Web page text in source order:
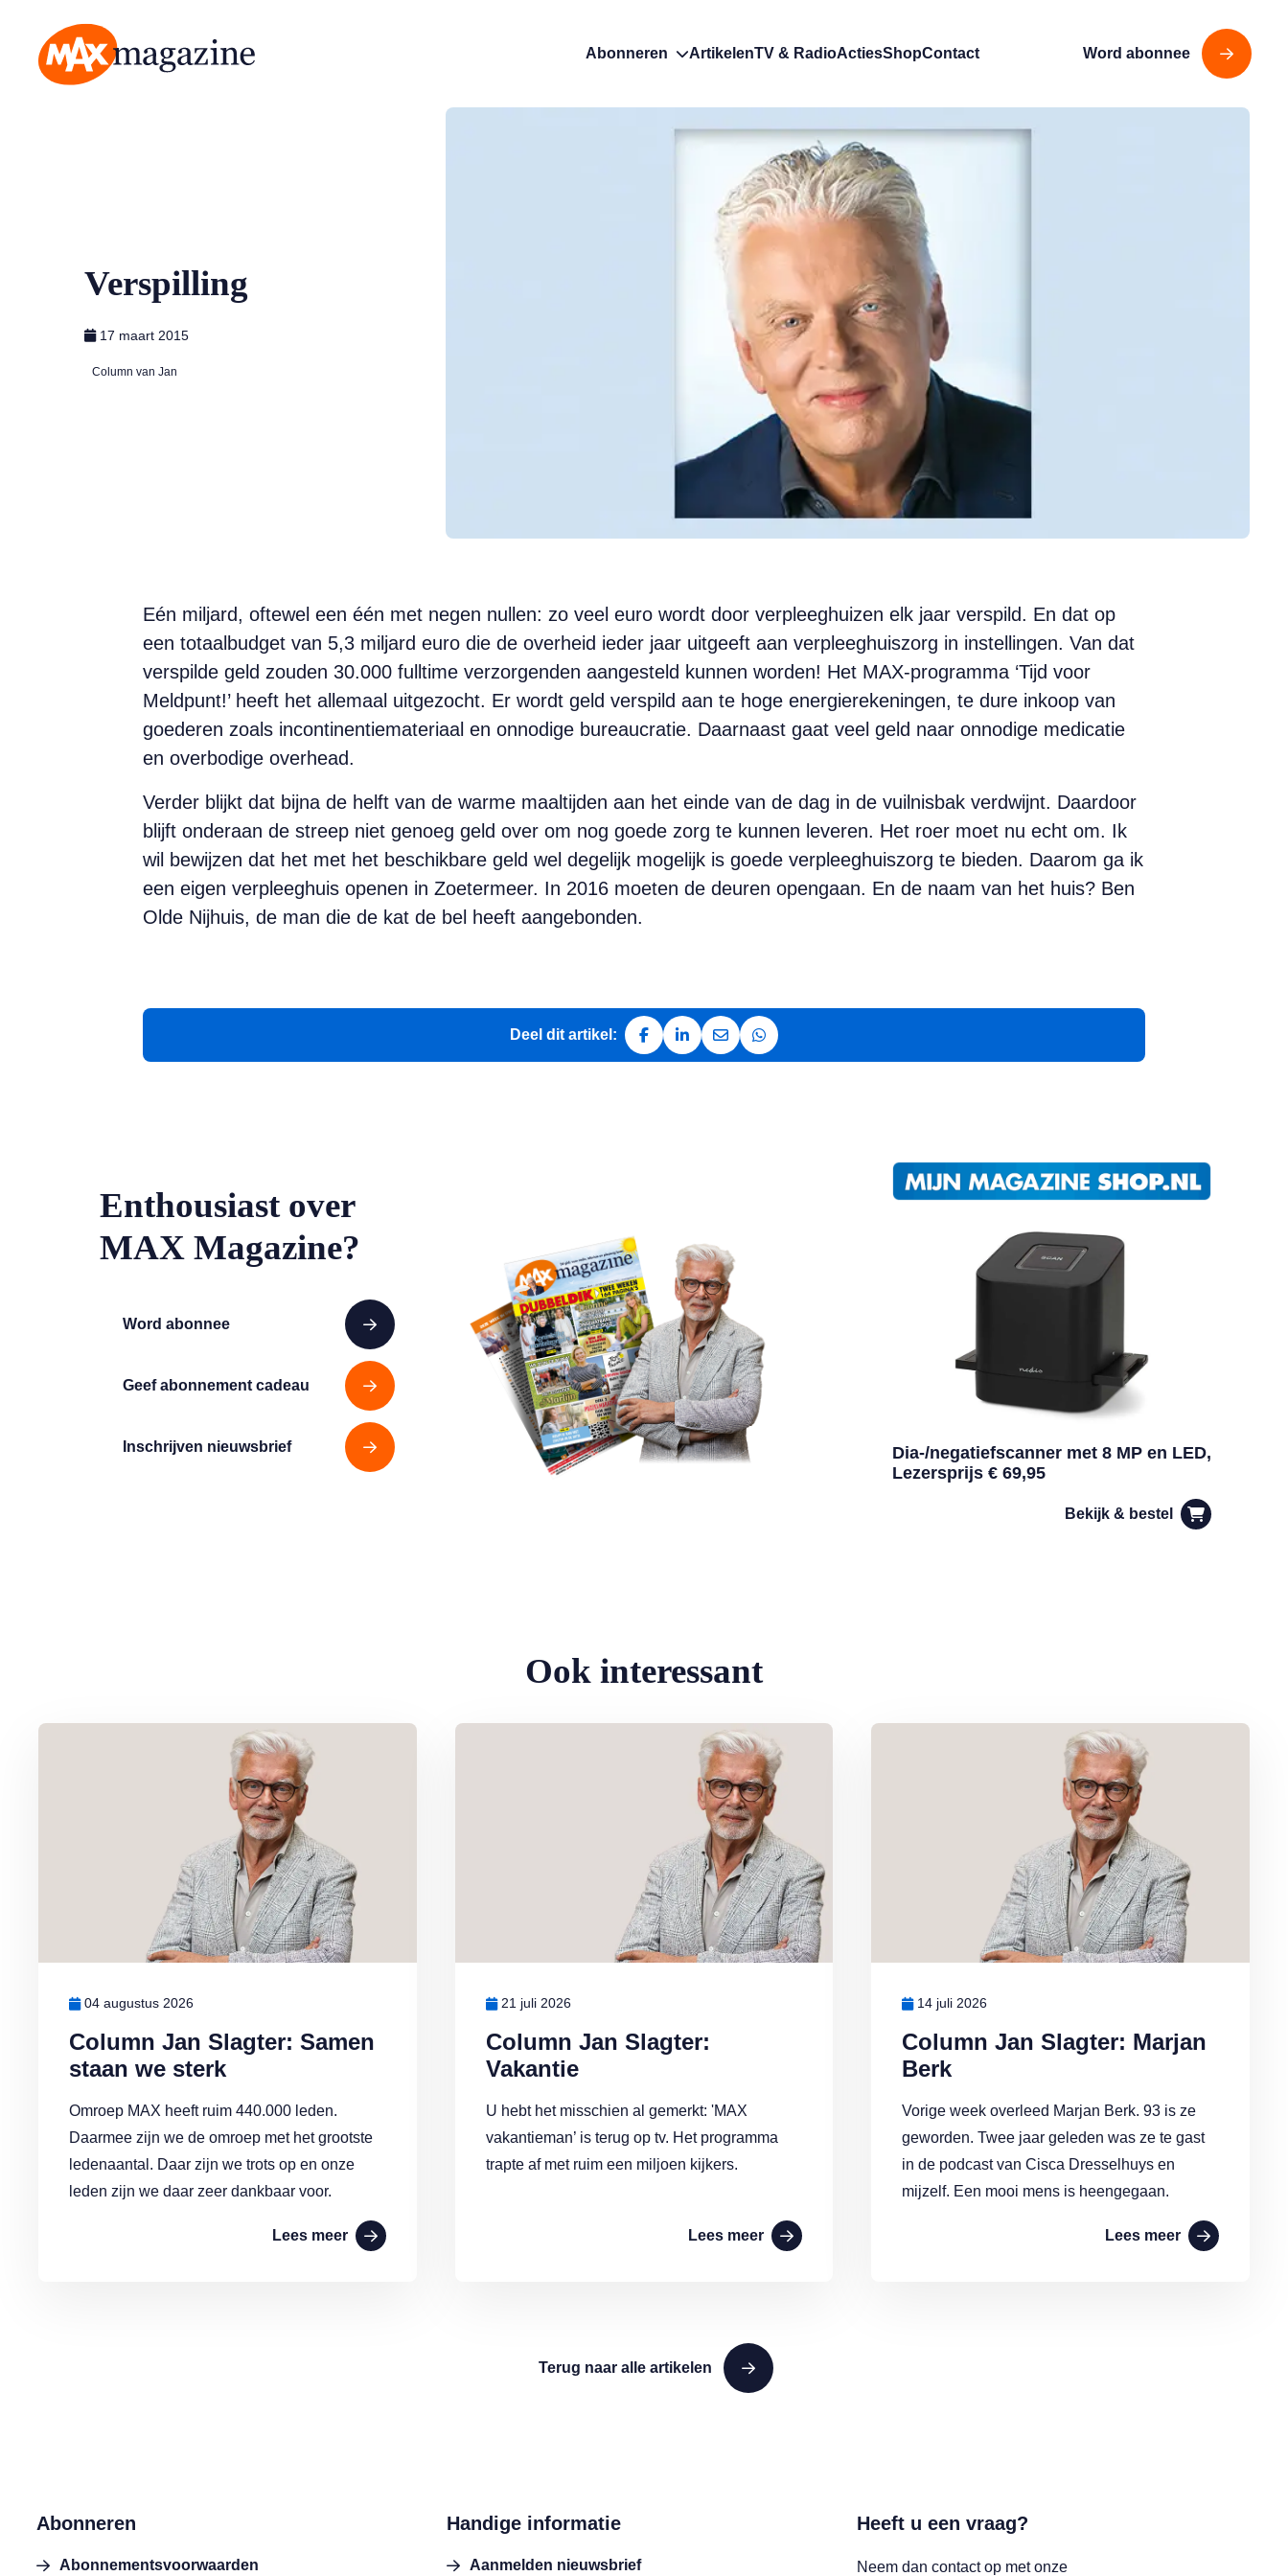
Abonneren ArtikelenTV & RadioActiesShopContact Word abonnee
Verspilling
17 maart 2015
Column van Jan
Eén miljard, oftewel een één met negen nullen: zo veel euro wordt door verpleeghuizen elk jaar verspild. En dat op
een totaalbudget van 5,3 miljard euro die de overheid ieder jaar uitgeeft aan verpleeghuiszorg in instellingen. Van dat
verspilde geld zouden 30.000 fulltime verzorgenden aangesteld kunnen worden! Het MAX-programma ‘Tijd voor
Meldpunt!’ heeft het allemaal uitgezocht. Er wordt geld verspild aan te hoge energierekeningen, te dure inkoop van
goederen zoals incontinentiemateriaal en onnodige bureaucratie. Daarnaast gaat veel geld naar onnodige medicatie
en overbodige overhead.
Verder blijkt dat bijna de helft van de warme maaltijden aan het einde van de dag in de vuilnisbak verdwijnt. Daardoor
blijft onderaan de streep niet genoeg geld over om nog goede zorg te kunnen leveren. Het roer moet nu echt om. Ik
wil bewijzen dat het met het beschikbare geld wel degelijk mogelijk is goede verpleeghuiszorg te bieden. Daarom ga ik
een eigen verpleeghuis openen in Zoetermeer. In 2016 moeten de deuren opengaan. En de naam van het huis? Ben
Olde Nijhuis, de man die de kat de bel heeft aangebonden.
Deel dit artikel:
Deel op Facebook
Deel op LinkedIn
Deel via e-mail
Deel via WhatsApp
Enthousiast over
MAX Magazine?
Word abonnee
Geef abonnement cadeau
Inschrijven nieuwsbrief
Dia-/negatiefscanner met 8 MP en LED,
Lezersprijs € 69,95
Bekijk & bestel
Ook interessant
Column Jan Slagter: Samen
staan we sterk
04 augustus 2026
Omroep MAX heeft ruim 440.000 leden.
Daarmee zijn we de omroep met het grootste
ledenaantal. Daar zijn we trots op en onze
leden zijn we daar zeer dankbaar voor.
Lees meer
Lees meer over Column Jan Slagter: Samen staan we sterk
Column Jan Slagter:
Vakantie
21 juli 2026
U hebt het misschien al gemerkt: 'MAX
vakantieman’ is terug op tv. Het programma
trapte af met ruim een miljoen kijkers.
Lees meer
Lees meer over Column Jan Slagter: Vakantie
Column Jan Slagter: Marjan
Berk
14 juli 2026
Vorige week overleed Marjan Berk. 93 is ze
geworden. Twee jaar geleden was ze te gast
in de podcast van Cisca Dresselhuys en
mijzelf. Een mooi mens is heengegaan.
Lees meer
Lees meer over Column Jan Slagter: Marjan Berk
Terug naar alle artikelen
Abonneren
Abonnementsvoorwaarden
Handige informatie
Aanmelden nieuwsbrief
Heeft u een vraag?
Neem dan contact op met onze